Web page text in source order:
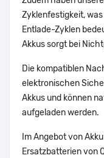
Zyklenfestigkeit,
Entlade-Zyklen
Akkus sorgt bei
Die kompatiblen
elektronischen
Akkus und können
aufgeladen werden.
Im Angebot von
Ersatzbatterien von